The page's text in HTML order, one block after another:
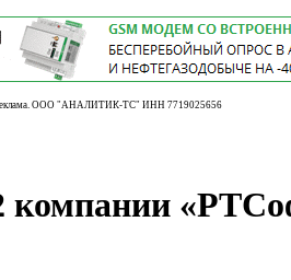
ООО "АНАЛИТИК-ТС" ИНН 7719025656